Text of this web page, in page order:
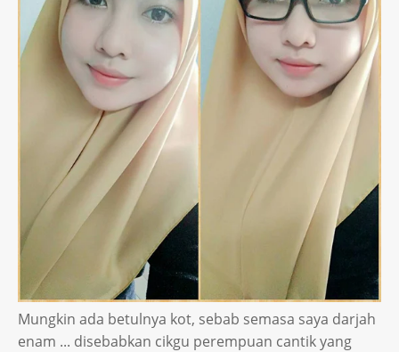
Mungkin ada betulnya kot, sebab semasa saya darjah
enam ... disebabkan cikgu perempuan cantik yang